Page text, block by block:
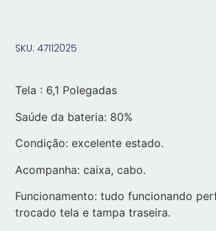
SKU: 47112025
Tela : 6,1 Polegadas
Saúde da bateria: 80%
Condição: excelente estado.
Acompanha: caixa, cabo.
Funcionamento: tudo funcionando
trocado tela e tampa traseira.